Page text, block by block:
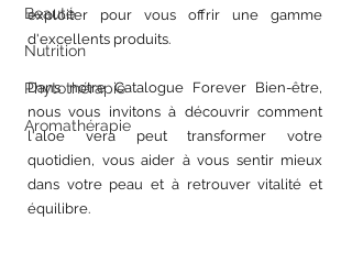
Beauté
Nutrition
Phytothérapie
Aromathérapie
exploiter pour vous offrir une gamme
d'excellents produits.
Dans notre Catalogue Forever Bien-être,
nous vous invitons à découvrir comment
l'aloe vera peut transformer votre
quotidien, vous aider à vous sentir mieux
dans votre peau et à retrouver vitalité et
équilibre.